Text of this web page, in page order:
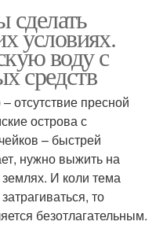
сделать
условиях.
воду с
средств
отсутствие пресной
острова с
– быстрей
нужно выжить на
И коли тема
то
безотлагательным.